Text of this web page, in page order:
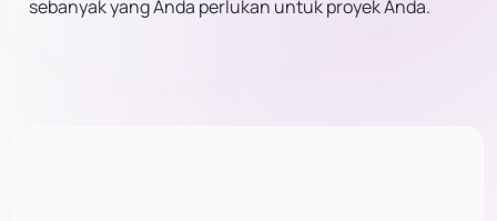
sebanyak yang Anda perlukan untuk proyek Anda.